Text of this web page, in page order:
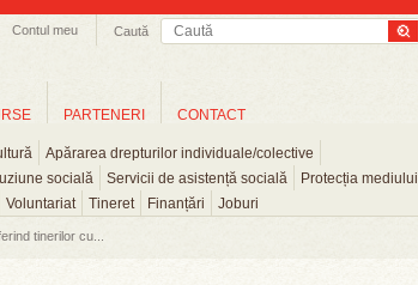
Caută
Contul meu
Apărarea drepturilor individuale/colective
socială Servicii de asistență socială
Protecția mediului
Voluntariat Tineret Finanțări Joburi
PARTENERI CONTACT
tinerilor cu...